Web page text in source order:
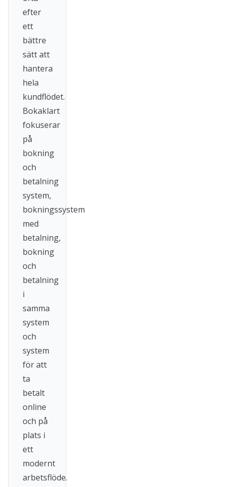
efter
ett
bättre
sätt att
hantera
hela
kundflödet.
Bokaklart
fokuserar
på
bokning
och
betalning
system,
bokningssystem
med
betalning,
bokning
och
betalning
i
samma
system
och
system
för att
ta
betalt
online
och på
plats i
ett
modernt
arbetsflöde.